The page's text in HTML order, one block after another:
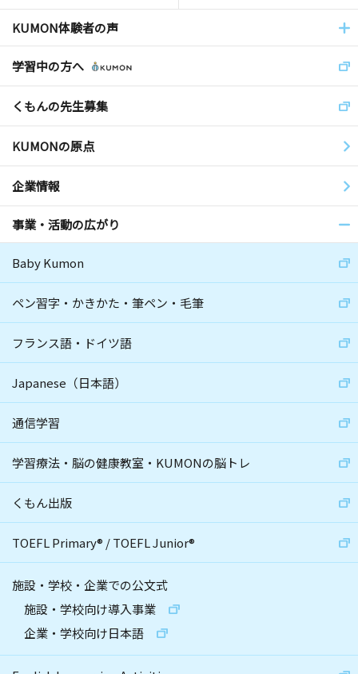
KUMON体験者の声
学習中の方へ
くもんの先生募集
KUMONの原点
企業情報
事業・活動の広がり
Baby Kumon
ペン習字・かきかた・筆ペン・毛筆
フランス語・ドイツ語
Japanese（日本語）
通信学習
学習療法・脳の健康教室・KUMONの脳トレ
くもん出版
TOEFL Primary® /TOEFL Junior®
施設・学校・企業での公文式
施設・学校向け導入事業
企業・学校向け日本語